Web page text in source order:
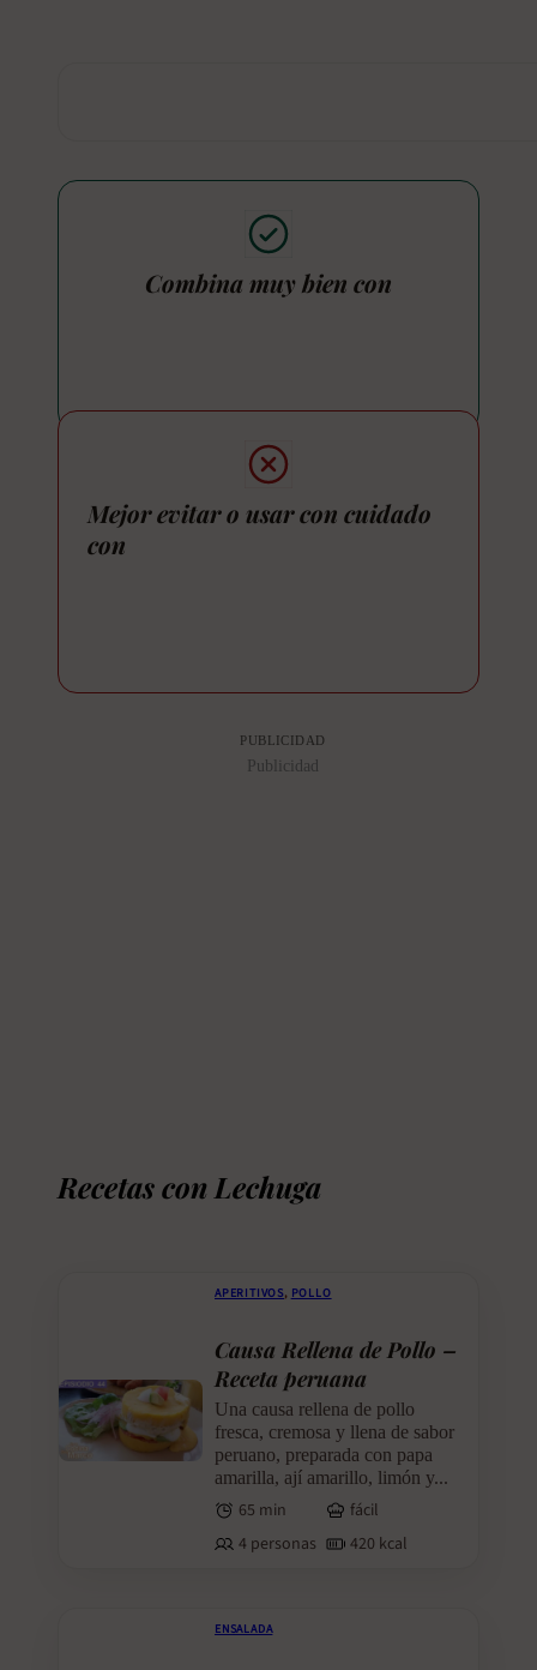
Combina muy bien con
Mejor evitar o usar con cuidado
con
PUBLICIDAD
Publicidad
Recetas con Lechuga
APERITIVOS, POLLO
Causa Rellena de Pollo –
Receta peruana
Una causa rellena de pollo
fresca, cremosa y llena de sabor
peruano, preparada con papa
amarilla, ají amarillo, limón y...
65 min
fácil
4 personas
420 kcal
ENSALADA